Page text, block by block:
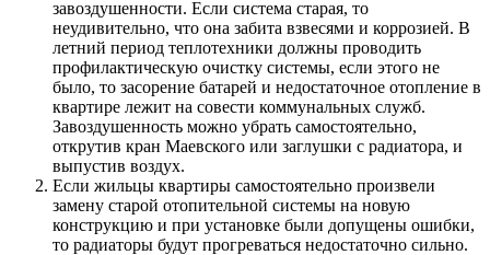
завоздушенности. Если система старая, то
неудивительно, что она забита взвесями и коррозией. В
летний период теплотехники должны проводить
профилактическую очистку системы, если этого не
было, то засорение батарей и недостаточное отопление в
квартире лежит на совести коммунальных служб.
Завоздушенность можно убрать самостоятельно,
открутив кран Маевского или заглушки с радиатора, и
выпустив воздух.
Если жильцы квартиры самостоятельно произвели
замену старой отопительной системы на новую
конструкцию и при установке были допущены ошибки,
то радиаторы будут прогреваться недостаточно сильно.